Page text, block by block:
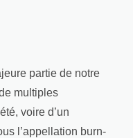
partie de notre
multiples
voire d’un
l’appellation burn-